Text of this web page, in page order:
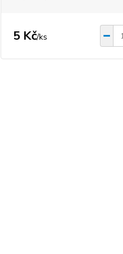
5 Kč/ks